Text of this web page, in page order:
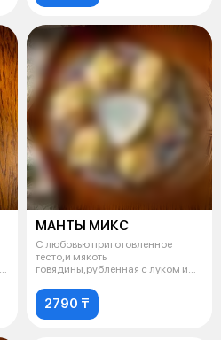
МАНТЫ МИКС
С любовью приготовленное
тесто,и мякоть
говядины,рубленная с луком и
2790 ₸